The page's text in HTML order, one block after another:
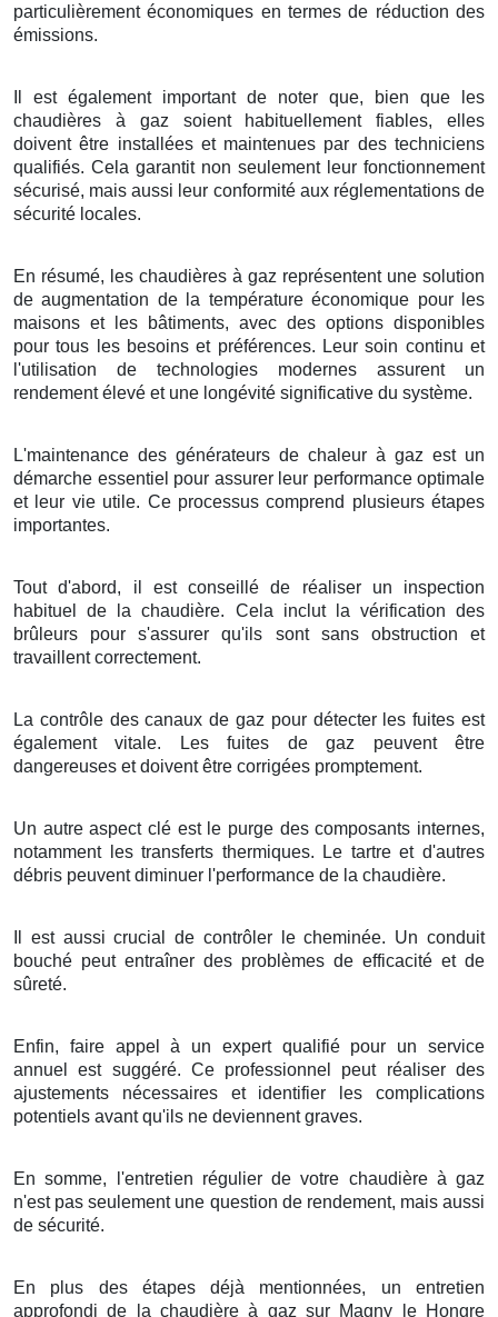
particulièrement économiques en termes de réduction des
émissions.
Il est également important de noter que, bien que les
chaudières à gaz soient habituellement fiables, elles
doivent être installées et maintenues par des techniciens
qualifiés. Cela garantit non seulement leur fonctionnement
sécurisé, mais aussi leur conformité aux réglementations de
sécurité locales.
En résumé, les chaudières à gaz représentent une solution
de augmentation de la température économique pour les
maisons et les bâtiments, avec des options disponibles
pour tous les besoins et préférences. Leur soin continu et
l'utilisation de technologies modernes assurent un
rendement élevé et une longévité significative du système.
L'maintenance des générateurs de chaleur à gaz est un
démarche essentiel pour assurer leur performance optimale
et leur vie utile. Ce processus comprend plusieurs étapes
importantes.
Tout d'abord, il est conseillé de réaliser un inspection
habituel de la chaudière. Cela inclut la vérification des
brûleurs pour s'assurer qu'ils sont sans obstruction et
travaillent correctement.
La contrôle des canaux de gaz pour détecter les fuites est
également vitale. Les fuites de gaz peuvent être
dangereuses et doivent être corrigées promptement.
Un autre aspect clé est le purge des composants internes,
notamment les transferts thermiques. Le tartre et d'autres
débris peuvent diminuer l'performance de la chaudière.
Il est aussi crucial de contrôler le cheminée. Un conduit
bouché peut entraîner des problèmes de efficacité et de
sûreté.
Enfin, faire appel à un expert qualifié pour un service
annuel est suggéré. Ce professionnel peut réaliser des
ajustements nécessaires et identifier les complications
potentiels avant qu'ils ne deviennent graves.
En somme, l'entretien régulier de votre chaudière à gaz
n'est pas seulement une question de rendement, mais aussi
de sécurité.
En plus des étapes déjà mentionnées, un entretien
approfondi de la chaudière à gaz sur Magny le Hongre